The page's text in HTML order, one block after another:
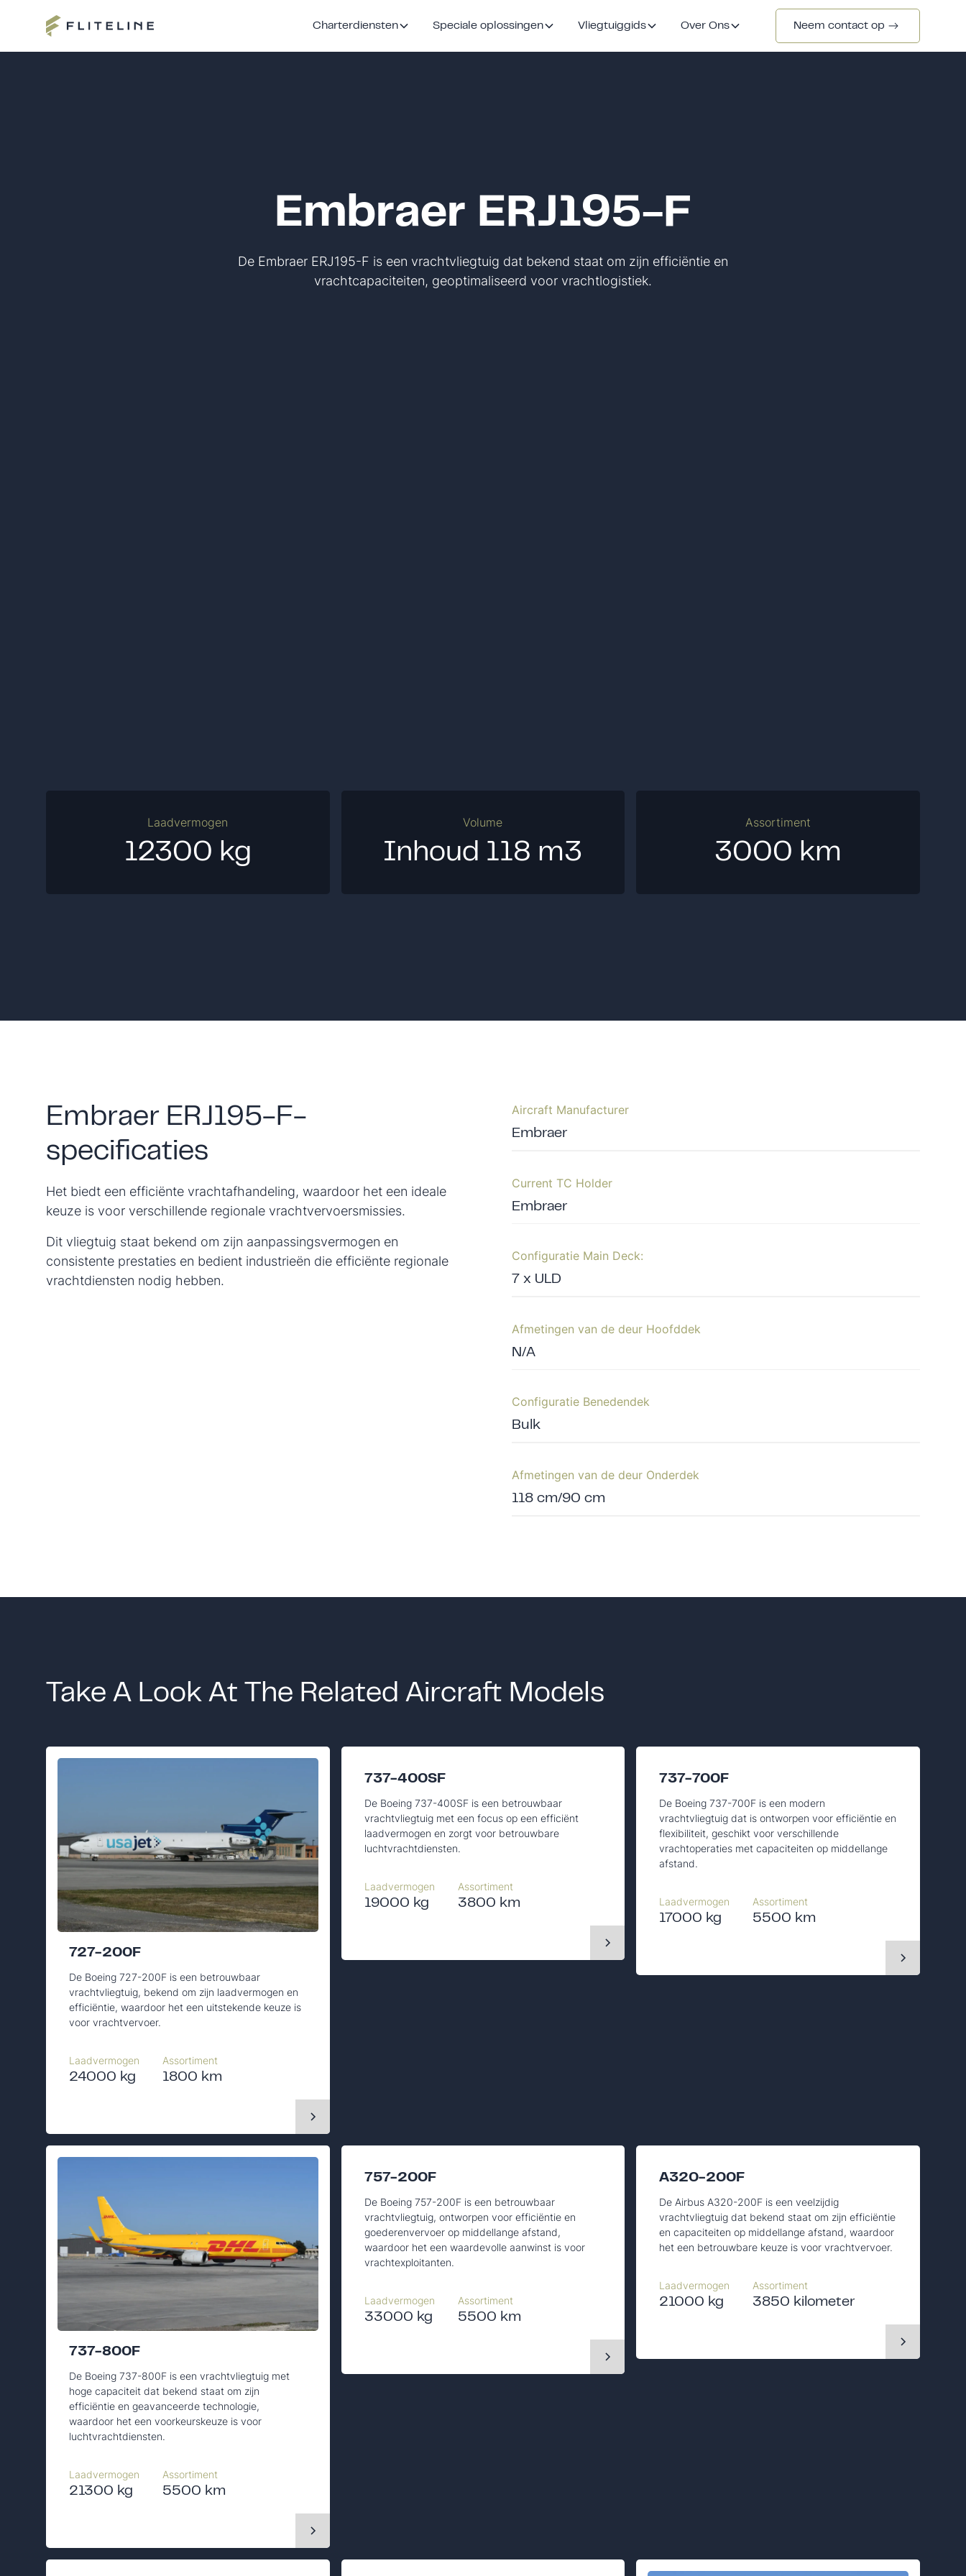
Charterdiensten Speciale oplossingen Vliegtuiggids Over Ons Neem contact op
Embraer ERJ195-F
De Embraer ERJ195-F is een vrachtvliegtuig dat bekend staat om zijn efficiëntie en
vrachtcapaciteiten, geoptimaliseerd voor vrachtlogistiek.
Laadvermogen
12300 kg
Volume
Inhoud 118 m3
Assortiment
3000 km
Embraer ERJ195-F-
specificaties
Het biedt een efficiënte vrachtafhandeling, waardoor het een ideale
keuze is voor verschillende regionale vrachtvervoersmissies.
Dit vliegtuig staat bekend om zijn aanpassingsvermogen en
consistente prestaties en bedient industrieën die efficiënte regionale
vrachtdiensten nodig hebben.
Aircraft Manufacturer
Embraer
Current TC Holder
Embraer
Configuratie Main Deck:
7 x ULD
Afmetingen van de deur Hoofddek
N/A
Configuratie Benedendek
Bulk
Afmetingen van de deur Onderdek
118 cm/90 cm
Take A Look At The Related Aircraft Models
727-200F
De Boeing 727-200F is een betrouwbaar
vrachtvliegtuig, bekend om zijn laadvermogen en
efficiëntie, waardoor het een uitstekende keuze is
voor vrachtvervoer.
Laadvermogen
24000 kg
Assortiment
1800 km
737-400SF
De Boeing 737-400SF is een betrouwbaar
vrachtvliegtuig met een focus op een efficiënt
laadvermogen en zorgt voor betrouwbare
luchtvrachtdiensten.
Laadvermogen
19000 kg
Assortiment
3800 km
737-700F
De Boeing 737-700F is een modern
vrachtvliegtuig dat is ontworpen voor efficiëntie en
flexibiliteit, geschikt voor verschillende
vrachtoperaties met capaciteiten op middellange
afstand.
Laadvermogen
17000 kg
Assortiment
5500 km
737-800F
De Boeing 737-800F is een vrachtvliegtuig met
hoge capaciteit dat bekend staat om zijn
efficiëntie en geavanceerde technologie,
waardoor het een voorkeurskeuze is voor
luchtvrachtdiensten.
Laadvermogen
21300 kg
Assortiment
5500 km
757-200F
De Boeing 757-200F is een betrouwbaar
vrachtvliegtuig, ontworpen voor efficiëntie en
goederenvervoer op middellange afstand,
waardoor het een waardevolle aanwinst is voor
vrachtexploitanten.
Laadvermogen
33000 kg
Assortiment
5500 km
A320-200F
De Airbus A320-200F is een veelzijdig
vrachtvliegtuig dat bekend staat om zijn efficiëntie
en capaciteiten op middellange afstand, waardoor
het een betrouwbare keuze is voor vrachtvervoer.
Laadvermogen
21000 kg
Assortiment
3850 kilometer